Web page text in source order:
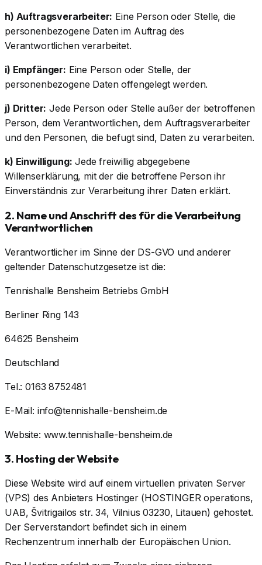
h) Auftragsverarbeiter: Eine Person oder Stelle, die
personenbezogene Daten im Auftrag des
Verantwortlichen verarbeitet.
i) Empfänger: Eine Person oder Stelle, der
personenbezogene Daten offengelegt werden.
j) Dritter: Jede Person oder Stelle außer der betroffenen
Person, dem Verantwortlichen, dem Auftragsverarbeiter
und den Personen, die befugt sind, Daten zu verarbeiten.
k) Einwilligung: Jede freiwillig abgegebene
Willenserklärung, mit der die betroffene Person ihr
Einverständnis zur Verarbeitung ihrer Daten erklärt.
2. Name und Anschrift des für die Verarbeitung
Verantwortlichen
Verantwortlicher im Sinne der DS-GVO und anderer
geltender Datenschutzgesetze ist die:
Tennishalle Bensheim Betriebs GmbH
Berliner Ring 143
64625 Bensheim
Deutschland
Tel.: 0163 8752481
E-Mail: info@tennishalle-bensheim.de
Website: www.tennishalle-bensheim.de
3. Hosting der Website
Diese Website wird auf einem virtuellen privaten Server
(VPS) des Anbieters Hostinger (HOSTINGER operations,
UAB, Švitrigailos str. 34, Vilnius 03230, Litauen) gehostet.
Der Serverstandort befindet sich in einem
Rechenzentrum innerhalb der Europäischen Union.